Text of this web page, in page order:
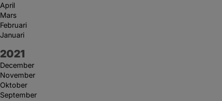
April
Mars
Februari
Januari
År:
2021
December
November
Oktober
September